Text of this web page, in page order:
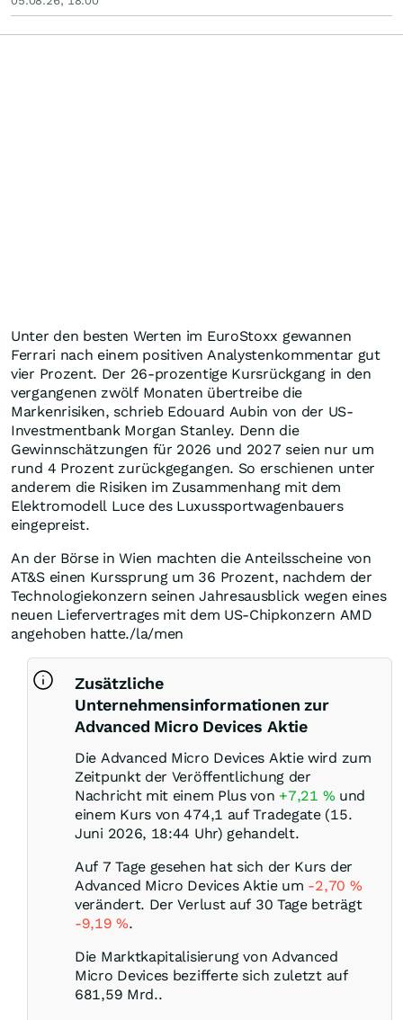
Unter den besten Werten im EuroStoxx gewannen
Ferrari nach einem positiven Analystenkommentar gut
vier Prozent. Der 26-prozentige Kursrückgang in den
vergangenen zwölf Monaten übertreibe die
Markenrisiken, schrieb Edouard Aubin von der US-
Investmentbank Morgan Stanley. Denn die
Gewinnschätzungen für 2026 und 2027 seien nur um
rund 4 Prozent zurückgegangen. So erschienen unter
anderem die Risiken im Zusammenhang mit dem
Elektromodell Luce des Luxussportwagenbauers
eingepreist.
An der Börse in Wien machten die Anteilsscheine von
AT&S einen Kurssprung um 36 Prozent, nachdem der
Technologiekonzern seinen Jahresausblick wegen eines
neuen Liefervertrages mit dem US-Chipkonzern AMD
angehoben hatte./la/men
Zusätzliche
Unternehmensinformationen zur
Advanced Micro Devices Aktie
Die Advanced Micro Devices Aktie wird zum
Zeitpunkt der Veröffentlichung der
Nachricht mit einem Plus von +7,21 % und
einem Kurs von 474,1 auf Tradegate (15.
Juni 2026, 18:44 Uhr) gehandelt.
Auf 7 Tage gesehen hat sich der Kurs der
Advanced Micro Devices Aktie um -2,70 %
verändert. Der Verlust auf 30 Tage beträgt
-9,19%.
Die Marktkapitalisierung von Advanced
Micro Devices bezifferte sich zuletzt auf
681,59 Mrd..